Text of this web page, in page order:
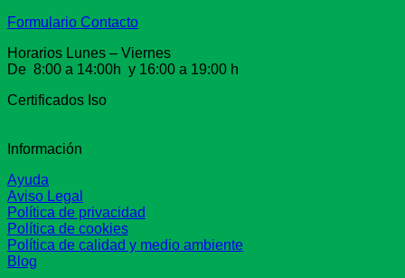
Formulario Contacto
Horarios Lunes – Viernes
De 8:00 a 14:00h y 16:00 a 19:00 h
Certificados Iso
Información
Ayuda
Aviso Legal
Política de privacidad
Política de cookies
Política de calidad y medio ambiente
Blog